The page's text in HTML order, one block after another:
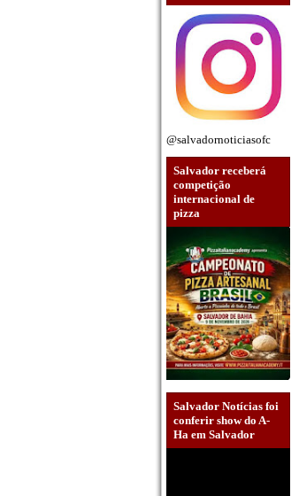
@salvadornoticiasofc
Salvador receberá
competição
internacional de
pizza
Salvador Notícias foi
conferir show do A-
Ha em Salvador